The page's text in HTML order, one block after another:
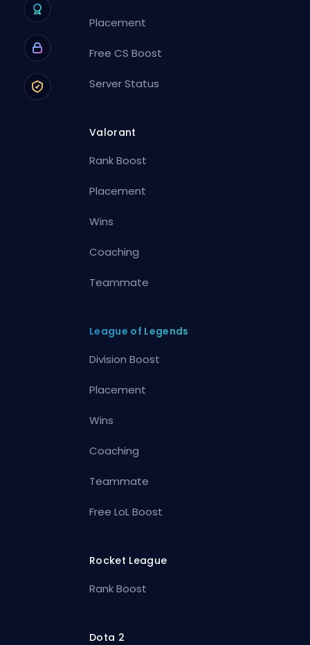
Placement
Free CS Boost
Server Status
Valorant
Rank Boost
Placement
Wins
Coaching
Teammate
League of Legends
Division Boost
Placement
Wins
Coaching
Teammate
Free LoL Boost
Rocket League
Rank Boost
Dota 2